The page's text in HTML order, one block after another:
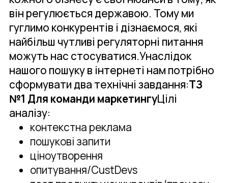
він регулюється державою. Тому ми
гуглимо конкурентів і дізнаємося, які
найбільш чутливі регуляторні питання
можуть нас стосуватися.Унаслідок
нашого пошуку в інтернеті нам потрібно
сформувати два технічні завдання:ТЗ
№1 Для команди маркетингуЦілі
аналізу:
контекстна реклама
пошукові запити
ціноутворення
опитування/CustDevs